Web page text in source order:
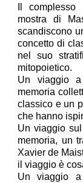
Il
mostra di
scandiscono
concetto di
nel suo
mitopoietico.
Un viaggio
memoria
classico e un
che hanno
Un viaggio
memoria, un
Xavier de
il viaggio è
Un viaggio a